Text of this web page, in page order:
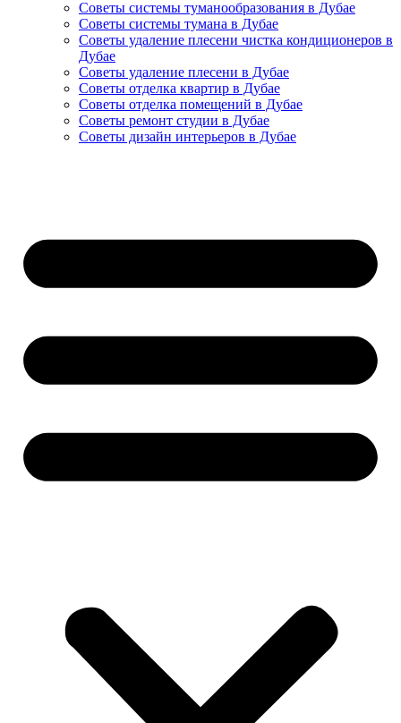
Советы системы туманообразования в Дубае
Советы системы тумана в Дубае
Советы удаление плесени чистка кондиционеров в
Дубае
Советы удаление плесени в Дубае
Советы отделка квартир в Дубае
Советы отделка помещений в Дубае
Советы ремонт студии в Дубае
Советы дизайн интерьеров в Дубае